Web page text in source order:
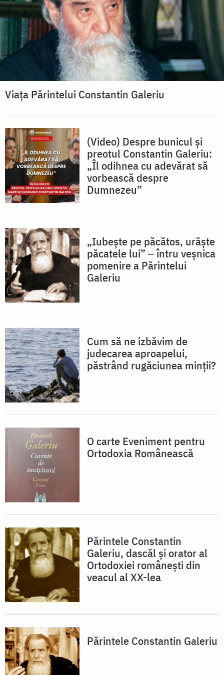
Viața Părintelui Constantin Galeriu
(Video) Despre bunicul și
preotul Constantin Galeriu:
„Îl odihnea cu adevărat să
vorbească despre
Dumnezeu”
„Iubeşte pe păcătos, urăşte
păcatele lui” ‒ întru veșnica
pomenire a Părintelui
Galeriu
Cum să ne izbăvim de
judecarea aproapelui,
păstrând rugăciunea minții?
O carte Eveniment pentru
Ortodoxia Românească
Părintele Constantin
Galeriu, dascăl şi orator al
Ortodoxiei românești din
veacul al XX-lea
Părintele Constantin Galeriu